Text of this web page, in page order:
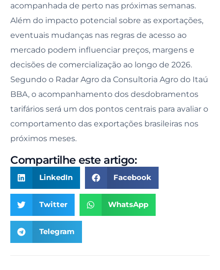
acompanhada de perto nas próximas semanas.
Além do impacto potencial sobre as exportações,
eventuais mudanças nas regras de acesso ao
mercado podem influenciar preços, margens e
decisões de comercialização ao longo de 2026.
Segundo o Radar Agro da Consultoria Agro do Itaú
BBA, o acompanhamento dos desdobramentos
tarifários será um dos pontos centrais para avaliar o
comportamento das exportações brasileiras nos
próximos meses.
Compartilhe este artigo:
LinkedIn Facebook
Twitter WhatsApp
Telegram